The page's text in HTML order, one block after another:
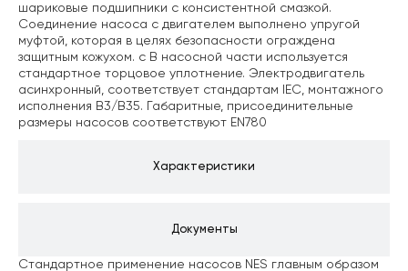
Характеристики
Документы
шариковые подшипники с консистентной смазкой.
Соединение насоса с двигателем выполнено упругой
муфтой, которая в целях безопасности ограждена
защитным кожухом. c В насосной части используется
стандартное торцовое уплотнение. Электродвигатель
асинхронный, соответствует стандартам IEC, монтажного
исполнения B3/В35. Габаритные, присоединительные
размеры насосов соответствуют EN780
Стандартное применение насосов NES главным образом